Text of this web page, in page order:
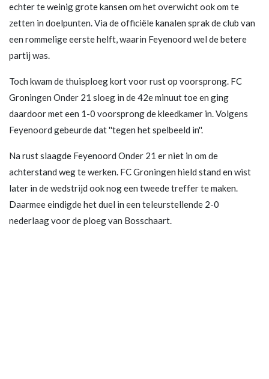
echter te weinig grote kansen om het overwicht ook om te
zetten in doelpunten. Via de officiële kanalen sprak de club van
een rommelige eerste helft, waarin Feyenoord wel de betere
partij was.
Toch kwam de thuisploeg kort voor rust op voorsprong. FC
Groningen Onder 21 sloeg in de 42e minuut toe en ging
daardoor met een 1-0 voorsprong de kleedkamer in. Volgens
Feyenoord gebeurde dat ''tegen het spelbeeld in''.
Na rust slaagde Feyenoord Onder 21 er niet in om de
achterstand weg te werken. FC Groningen hield stand en wist
later in de wedstrijd ook nog een tweede treffer te maken.
Daarmee eindigde het duel in een teleurstellende 2-0
nederlaag voor de ploeg van Bosschaart.